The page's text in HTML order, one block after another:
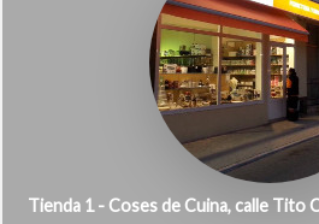
Tienda 1 - Coses de Cuina, calle Tito